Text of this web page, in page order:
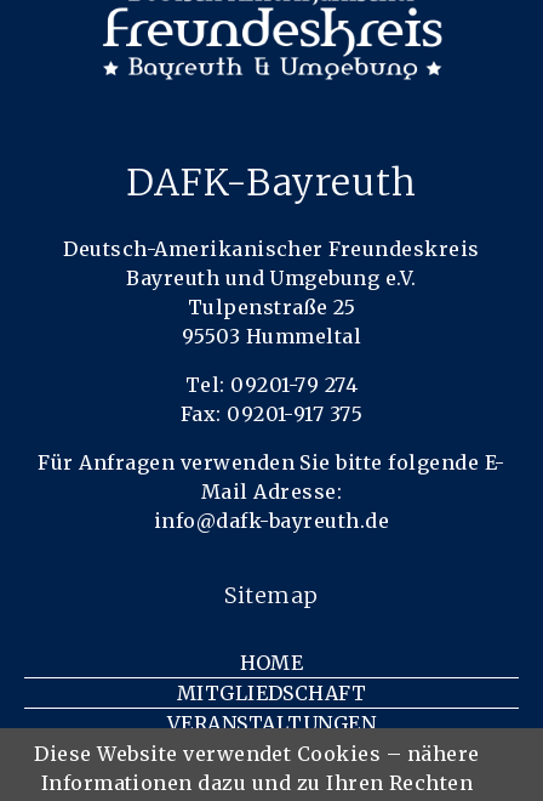
DAFK-Bayreuth
Deutsch-Amerikanischer Freundeskreis
Bayreuth und Umgebung e.V.
Tulpenstraße 25
95503 Hummeltal
Tel: 09201-79 274
Fax: 09201-917 375
Für Anfragen verwenden Sie bitte folgende E-
Mail Adresse:
info@dafk-bayreuth.de
Sitemap
HOME
MITGLIEDSCHAFT
VERANSTALTUNGEN
KONTAKT
IMPRESSUM
Diese Website verwendet Cookies – nähere
Informationen dazu und zu Ihren Rechten